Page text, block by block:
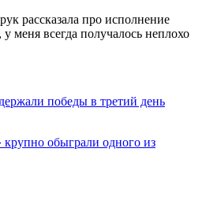
победы в третий день
обыграли одного из